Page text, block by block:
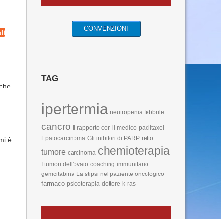
è
CONVENZIONI
TAG
ipertermia neutropenia febbrile
cancro Il rapporto con il medico paclitaxel
Epatocarcinoma Gli inibitori di PARP retto
tumore carcinoma chemioterapia
I tumori dell'ovaio coaching immunitario
gemcitabina La stipsi nel paziente oncologico
farmaco psicoterapia dottore k-ras